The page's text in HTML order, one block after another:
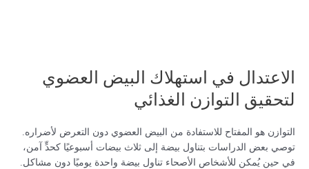
الاعتدال في استهلاك البيض العضوي
لتحقيق التوازن الغذائي
التوازن هو المفتاح للاستفادة من البيض العضوي دون التعرض لأضراره.
توصي بعض الدراسات بتناول بيضة إلى ثلاث بيضات أسبوعيًا كحدٍّ آمن،
في حين يُمكن للأشخاص الأصحاء تناول بيضة واحدة يوميًا دون مشاكل.